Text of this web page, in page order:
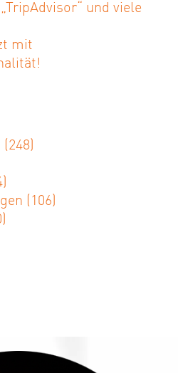
und viele
mit
(248)
(106)